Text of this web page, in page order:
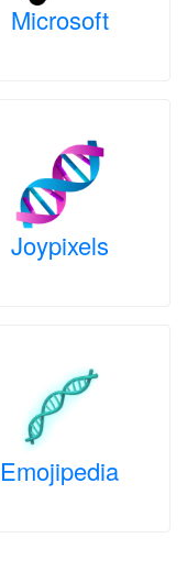
Microsoft
Joypixels
Emojipedia